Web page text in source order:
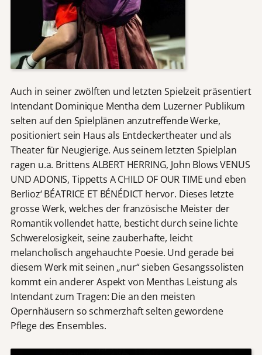
Auch in seiner zwölften und letzten Spielzeit präsentiert
Intendant Dominique Mentha dem Luzerner Publikum
selten auf den Spielplänen anzutreffende Werke,
positioniert sein Haus als Entdeckertheater und als
Theater für Neugierige. Aus seinem letzten Spielplan
ragen u.a. Brittens ALBERT HERRING, John Blows VENUS
UND ADONIS, Tippetts A CHILD OF OUR TIME und eben
Berlioz‘ BÉATRICE ET BÉNÉDICT hervor. Dieses letzte
grosse Werk, welches der französische Meister der
Romantik vollendet hatte, besticht durch seine lichte
Schwerelosigkeit, seine zauberhafte, leicht
melancholisch angehauchte Poesie. Und gerade bei
diesem Werk mit seinen „nur“ sieben Gesangssolisten
kommt ein anderer Aspekt von Menthas Leistung als
Intendant zum Tragen: Die an den meisten
Opernhäusern so schmerzhaft selten gewordene
Pflege des Ensembles.